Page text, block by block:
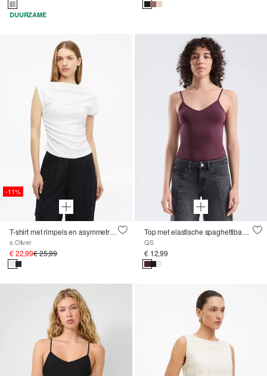
DUURZAME
-11%
T-shirt met rimpels en asymmetrische schouder
s.Oliver
€ 22,99€ 25,99
Top met elastische spaghettibandjes
QS
€ 12,99